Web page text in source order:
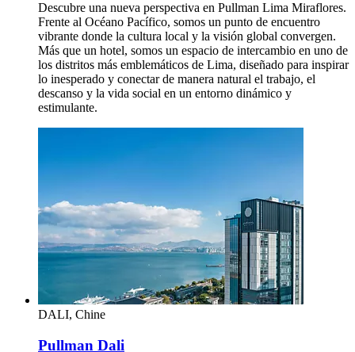
Descubre una nueva perspectiva en Pullman Lima Miraflores.
Frente al Océano Pacífico, somos un punto de encuentro
vibrante donde la cultura local y la visión global convergen.
Más que un hotel, somos un espacio de intercambio en uno de
los distritos más emblemáticos de Lima, diseñado para inspirar
lo inesperado y conectar de manera natural el trabajo, el
descanso y la vida social en un entorno dinámico y
estimulante.
DALI, Chine
Pullman Dali